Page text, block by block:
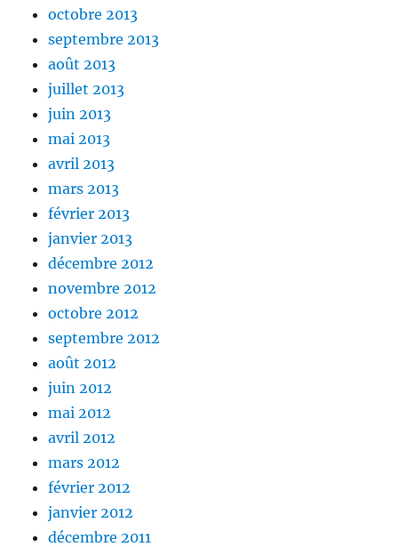
octobre 2013
septembre 2013
août 2013
juillet 2013
juin 2013
mai 2013
avril 2013
mars 2013
février 2013
janvier 2013
décembre 2012
novembre 2012
octobre 2012
septembre 2012
août 2012
juin 2012
mai 2012
avril 2012
mars 2012
février 2012
janvier 2012
décembre 2011